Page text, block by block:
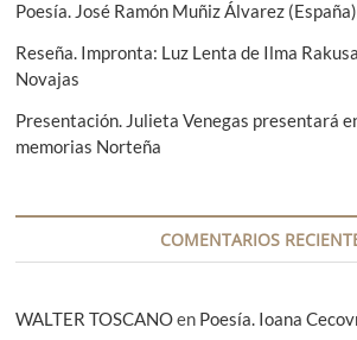
e
n
t
r
a
s
:
Poesía. José Ramón Muñiz Álvarez (España)
Reseña. Impronta: Luz Lenta de Ilma
Novajas
Presentación. Julieta Venegas presentará
memorias Norteña
COMENTARIOS
WALTER TOSCANOen Poesía. Ioana